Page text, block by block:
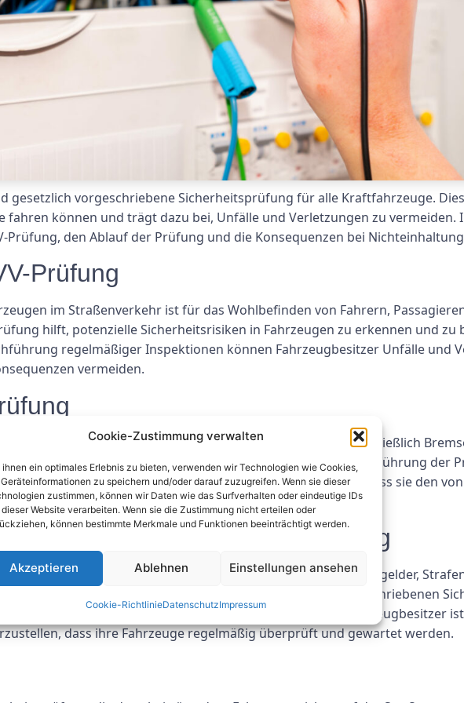
Cookie-Zustimmung verwalten
ihnen ein optimales Erlebnis zu bieten, verwenden wir Technologien wie Cookies,
zu speichern und/oder darauf zuzugreifen. Wenn sie dieser
zustimmen, können wir Daten wie das Surfverhalten oder eindeutige IDs
Website verarbeiten. Wenn sie die Zustimmung nicht erteilen oder
können bestimmte Merkmale und Funktionen beeinträchtigt werden.
Akzeptieren Ablehnen Einstellungen ansehen
Cookie-RichtlinieDatenschutzImpressum
gesetzlich vorgeschriebene Sicherheitsprüfung für alle Kraftfahrzeuge.
fahren können und trägt dazu bei, Unfälle und Verletzungen zu vermeiden.
Prüfung, den Ablauf der Prüfung und die Konsequenzen bei
Prüfung
im Straßenverkehr ist für das Wohlbefinden von Fahrern,
hilft, potenzielle Sicherheitsrisiken in Fahrzeugen zu erkennen und zu
regelmäßiger Inspektionen können Fahrzeugbesitzer Unfälle und
vermeiden.
Prüfungder Sicherheitsmerkmale des Fahrzeugs, einschließlich
zertifizierten Prüfer durchgeführt werden, der zur Durchführung der
Komponenten des Fahrzeugs, um sicherzustellen, dass sie den
der KFZ-UVV-Prüfung
kann schwerwiegende Folgen haben, darunter Bußgelder,
stellt das Fahren eines Fahrzeugs, das nicht der vorgeschriebenen
die Passagiere und andere Verkehrsteilnehmer dar. Für Fahrzeugbesitzer
dass ihre Fahrzeuge regelmäßig überprüft und gewartet werden.